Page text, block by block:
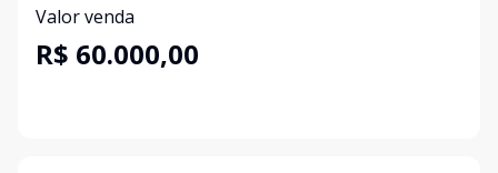
Valor venda
R$ 60.000,00